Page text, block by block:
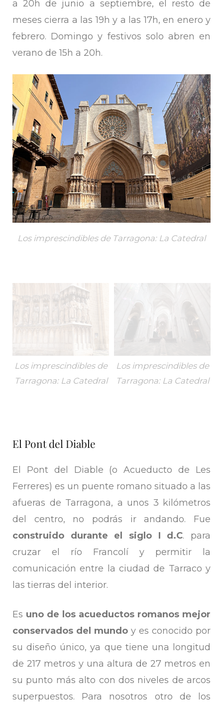
a 20h de junio a septiembre, el resto de
meses cierra a las 19h y a las 17h, en enero y
febrero. Domingo y festivos solo abren en
verano de 15h a 20h.
Los imprescindibles de Tarragona: La Catedral
Los imprescindibles de
Tarragona: La Catedral
Los imprescindibles de
Tarragona: La Catedral
El Pont del Diable
El Pont del Diable (o Acueducto de Les
Ferreres) es un puente romano situado a las
afueras de Tarragona, a unos 3 kilómetros
del centro, no podrás ir andando. Fue
construido durante el siglo I d.C. para
cruzar el río Francolí y permitir la
comunicación entre la ciudad de Tarraco y
las tierras del interior.
Es uno de los acueductos romanos mejor
conservados del mundo y es conocido por
su diseño único, ya que tiene una longitud
de 217 metros y una altura de 27 metros en
su punto más alto con dos niveles de arcos
superpuestos. Para nosotros otro de los